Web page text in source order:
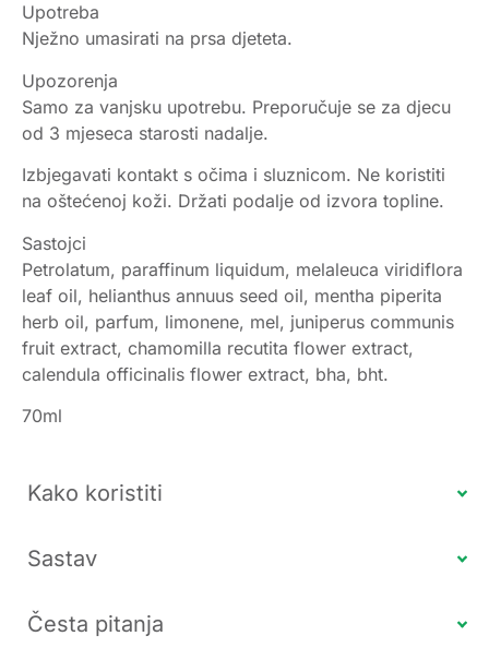
Upotreba
Nježno umasirati na prsa djeteta.
Upozorenja
Samo za vanjsku upotrebu. Preporučuje se za djecu
od 3 mjeseca starosti nadalje.
Izbjegavati kontakt s očima i sluznicom. Ne koristiti
na oštećenoj koži. Držati podalje od izvora topline.
Sastojci
Petrolatum, paraffinum liquidum, melaleuca viridiflora
leaf oil, helianthus annuus seed oil, mentha piperita
herb oil, parfum, limonene, mel, juniperus communis
fruit extract, chamomilla recutita flower extract,
calendula officinalis flower extract, bha, bht.
70ml
Kako koristiti
Sastav
Česta pitanja